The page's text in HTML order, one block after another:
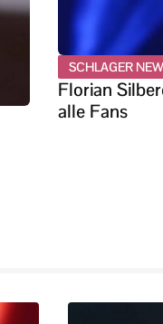
SCHLAGER
Florian
alle Fans